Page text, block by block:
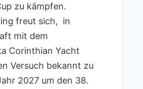
zu kämpfen.
freut sich, in
mit dem
Corinthian Yacht
Versuch bekannt zu
2027 um den 38.